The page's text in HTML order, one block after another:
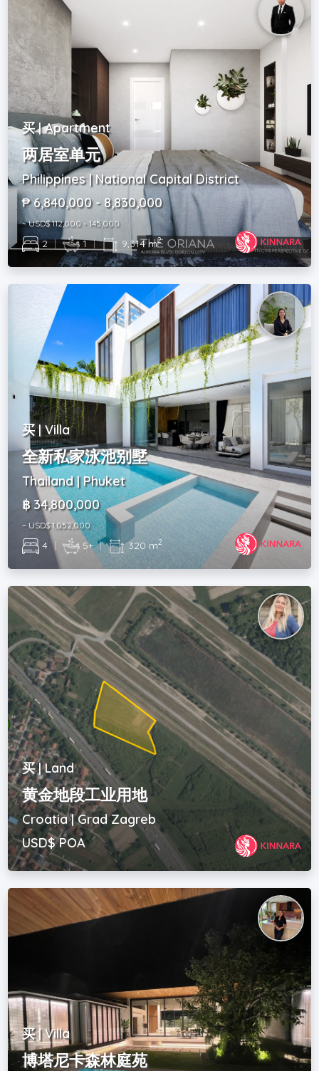
买 | Apartment
两居室单元
Philippines | National Capital District
₱ 6,840,000 - 8,830,000
~ USD$ 112,000 - 145,000
2 | 1 | 9,314 m2
买 | Villa
全新私家泳池别墅
Thailand | Phuket
฿ 34,800,000
~ USD$ 1,052,000
4 | 5+ | 320 m2
买 | Land
黄金地段工业用地
Croatia | Grad Zagreb
USD$ POA
买 | Villa
博塔尼卡森林庭苑